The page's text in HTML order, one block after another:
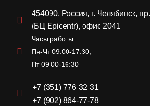
454090, Россия, г. Челябинск,
(БЦ Epicentr), офис 2041
Часы работы:
Пн-Чт 09:00-17:30,
Пт 09:00-16:30
+7 (351) 776-32-31
+7 (902) 864-77-78